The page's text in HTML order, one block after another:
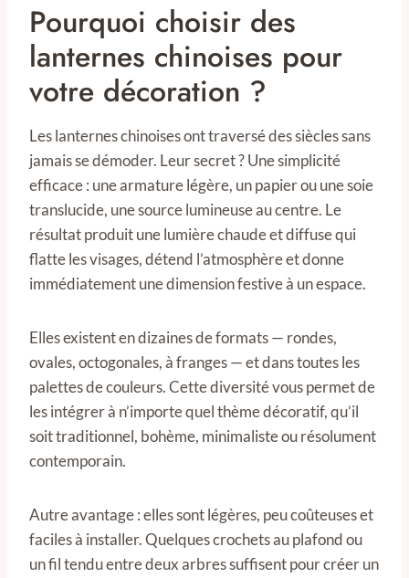
Pourquoi choisir des
lanternes chinoises pour
votre décoration ?
Les lanternes chinoises ont traversé des siècles sans
jamais se démoder. Leur secret ? Une simplicité
efficace : une armature légère, un papier ou une soie
translucide, une source lumineuse au centre. Le
résultat produit une lumière chaude et diffuse qui
flatte les visages, détend l’atmosphère et donne
immédiatement une dimension festive à un espace.
Elles existent en dizaines de formats — rondes,
ovales, octogonales, à franges — et dans toutes les
palettes de couleurs. Cette diversité vous permet de
les intégrer à n’importe quel thème décoratif, qu’il
soit traditionnel, bohème, minimaliste ou résolument
contemporain.
Autre avantage : elles sont légères, peu coûteuses et
faciles à installer. Quelques crochets au plafond ou
un fil tendu entre deux arbres suffisent pour créer un